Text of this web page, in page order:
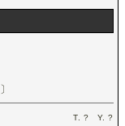
〕
T. ? Y.?